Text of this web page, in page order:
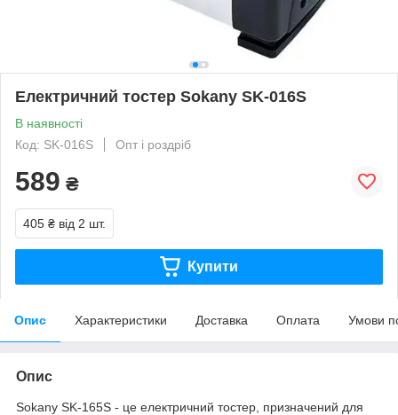
Електричний тостер Sokany SK-016S
В наявності
Код: SK-016S
Опт і роздріб
589 ₴
405 ₴ від 2 шт.
Купити
Опис Характеристики Доставка Оплата Умови
Опис
Sokany SK-165S - це електричний тостер, призначений для